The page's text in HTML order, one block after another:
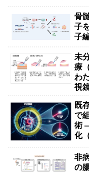
骨
子
子
未
療
わ
視
既
で
術
化
非
の